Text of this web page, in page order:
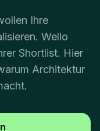
Ihre
Wello
Shortlist. Hier
Architektur